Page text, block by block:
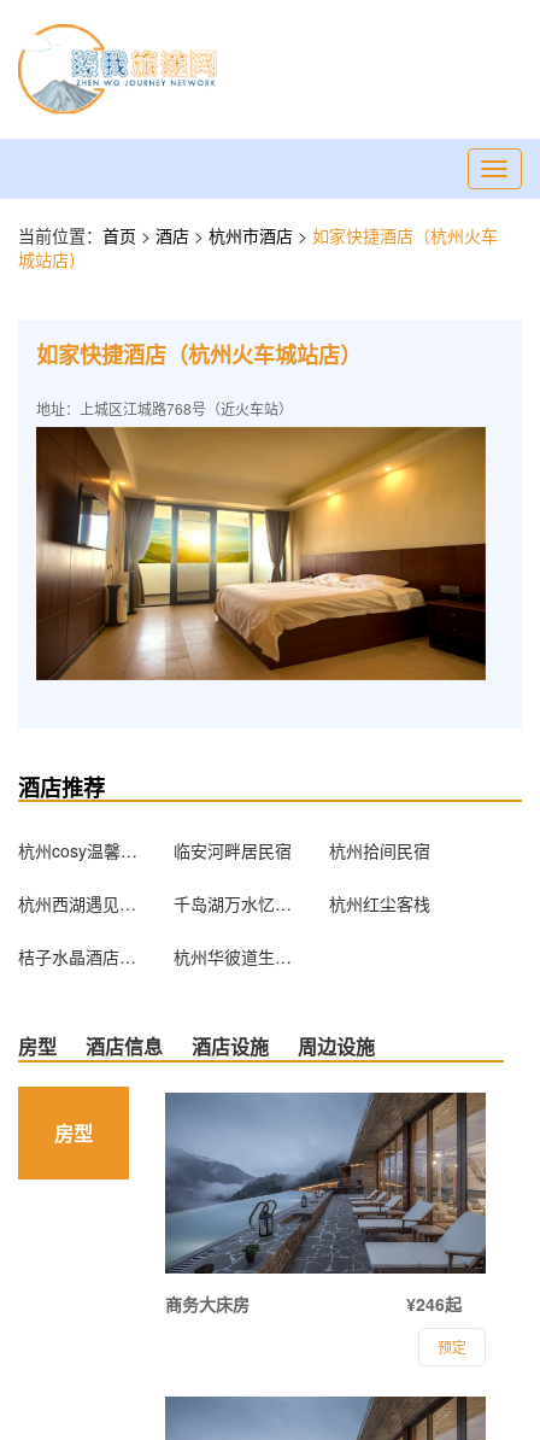
当前位置： 首页 > 酒店 > 杭州市酒店 > 如家快捷酒店（杭州火车
城站店）
如家快捷酒店（杭州火车城站店）
地址：上城区江城路768号（近火车站）
酒店推荐
杭州cosy温馨公寓 临安河畔居民宿 杭州拾间民宿
杭州西湖遇见主题酒店(精品店) 千岛湖万水忆家宾馆 杭州红尘客栈
桔子水晶酒店（杭州钱江新城近江店） 杭州华彼道生酒店公寓
房型 酒店信息 酒店设施 周边设施
房型
商务大床房 ¥246起
预定